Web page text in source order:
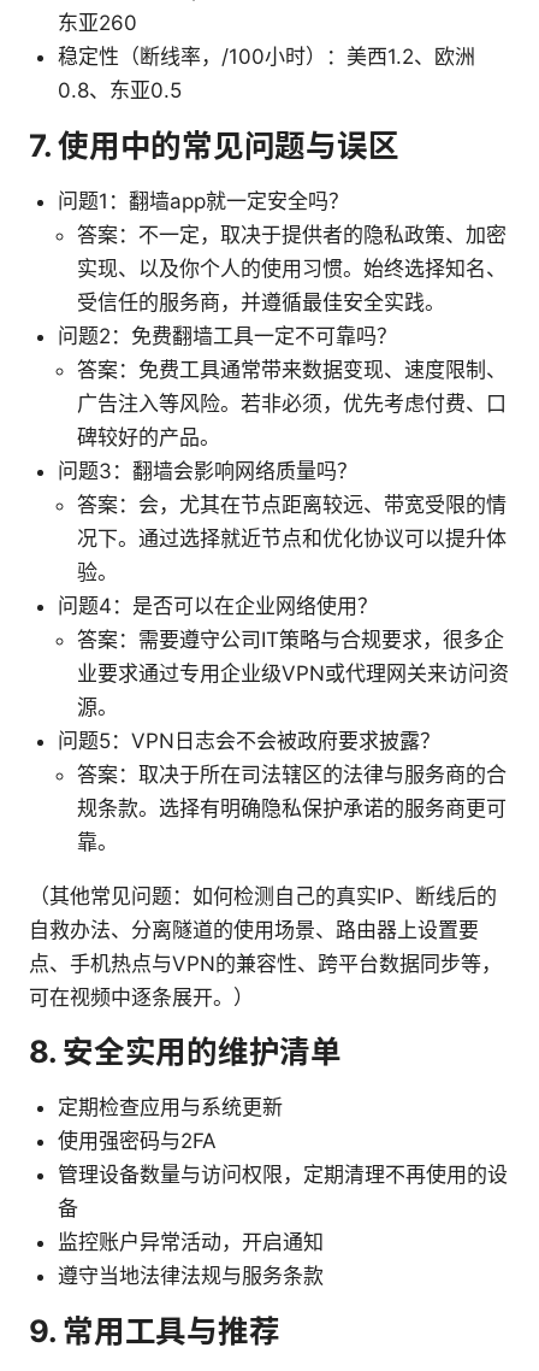
东亚260
稳定性（断线率，/100小时）：美西1.2、欧洲
0.8、东亚0.5
7. 使用中的常见问题与误区
问题1：翻墙app就一定安全吗？
答案：不一定，取决于提供者的隐私政策、加密
实现、以及你个人的使用习惯。始终选择知名、
受信任的服务商，并遵循最佳安全实践。
问题2：免费翻墙工具一定不可靠吗？
答案：免费工具通常带来数据变现、速度限制、
广告注入等风险。若非必须，优先考虑付费、口
碑较好的产品。
问题3：翻墙会影响网络质量吗？
答案：会，尤其在节点距离较远、带宽受限的情
况下。通过选择就近节点和优化协议可以提升体
验。
问题4：是否可以在企业网络使用？
答案：需要遵守公司IT策略与合规要求，很多企
业要求通过专用企业级VPN或代理网关来访问资
源。
问题5：VPN日志会不会被政府要求披露？
答案：取决于所在司法辖区的法律与服务商的合
规条款。选择有明确隐私保护承诺的服务商更可
靠。
（其他常见问题：如何检测自己的真实IP、断线后的
自救办法、分离隧道的使用场景、路由器上设置要
点、手机热点与VPN的兼容性、跨平台数据同步等，
可在视频中逐条展开。）
8. 安全实用的维护清单
定期检查应用与系统更新
使用强密码与2FA
管理设备数量与访问权限，定期清理不再使用的设
备
监控账户异常活动，开启通知
遵守当地法律法规与服务条款
9. 常用工具与推荐